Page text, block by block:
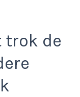
trok de